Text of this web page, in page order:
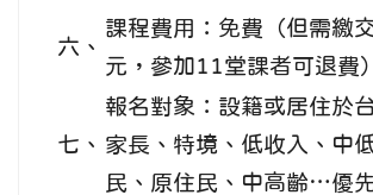
六、
課程費用：免費（但需繳
元，參加11堂課者可退費）
七、
報名對象：設籍或居住於
家長、特境、低收入、中
民、原住民、中高齡…優